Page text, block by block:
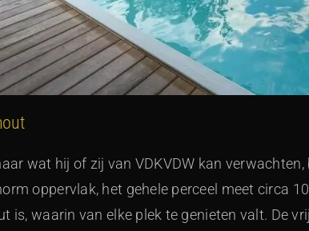
wat hij of zij van VDKVDW kan
oppervlak, het gehele perceel meet circa
is, waarin van elke plek te genieten valt. De